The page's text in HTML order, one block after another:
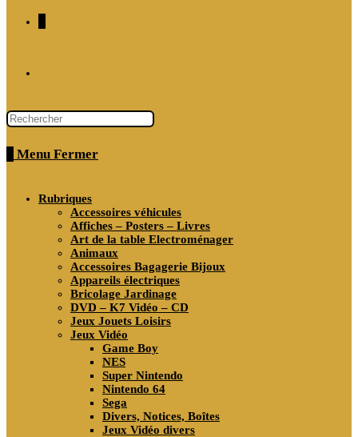
website
Menu Fermer
Rubriques
Accessoires véhicules
Affiches – Posters – Livres
Art de la table Electroménager
Animaux
Accessoires Bagagerie Bijoux
Appareils électriques
Bricolage Jardinage
DVD – K7 Vidéo – CD
Jeux Jouets Loisirs
Jeux Vidéo
Game Boy
NES
Super Nintendo
Nintendo 64
Sega
Divers, Notices, Boîtes
Jeux Vidéo divers